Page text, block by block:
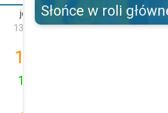
joi
13.08
19
12
vineri
14.08
Słońce w roli